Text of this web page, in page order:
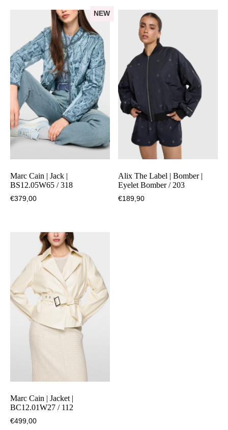
NEW
Marc Cain | Jack |
BS12.05W65 / 318
€379,00
Alix The Label | Bomber |
Eyelet Bomber / 203
€189,90
Marc Cain | Jacket |
BC12.01W27 / 112
€499,00